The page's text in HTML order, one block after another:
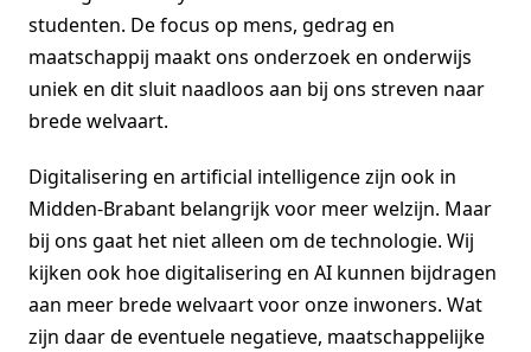
studenten. De focus op mens, gedrag en
maatschappij maakt ons onderzoek en onderwijs
uniek en dit sluit naadloos aan bij ons streven naar
brede welvaart.
Digitalisering en artificial intelligence zijn ook in
Midden-Brabant belangrijk voor meer welzijn. Maar
bij ons gaat het niet alleen om de technologie. Wij
kijken ook hoe digitalisering en AI kunnen bijdragen
aan meer brede welvaart voor onze inwoners. Wat
zijn daar de eventuele negatieve, maatschappelijke